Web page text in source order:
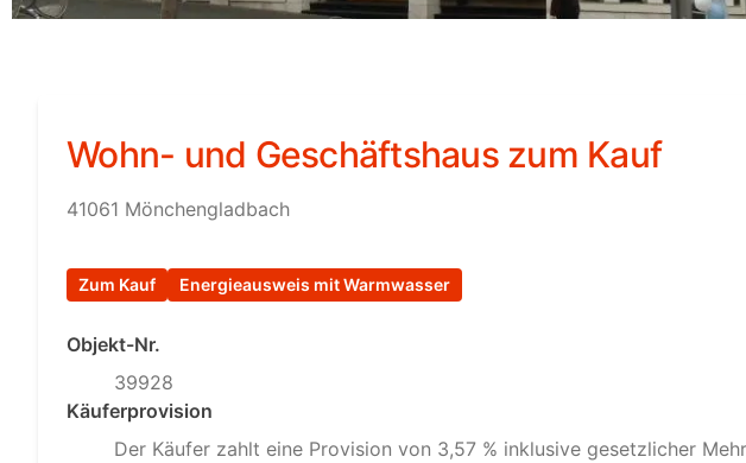
Wohn- und Geschäftshaus zum Kauf
41061 Mönchengladbach
Zum Kauf Energieausweis mit Warmwasser
Objekt-Nr.
39928
Käuferprovision
Der Käufer zahlt eine Provision von 3,57 % inklusive gesetzlicher